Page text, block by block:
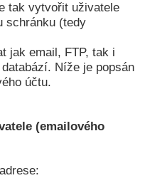
tak vytvořit uživatele
schránku (tedy
jak email, FTP, tak i
Níže je popsán
účtu.
(emailového